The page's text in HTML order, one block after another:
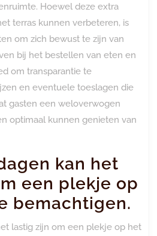
Hoewel deze extra
terras kunnen verbeteren, is
om zich bewust te zijn van
bij het bestellen van eten en
om transparantie te
en eventuele toeslagen die
gasten een weloverwogen
optimaal kunnen genieten van
kan het
een plekje op
bemachtigen.
lastig zijn om een plekje op het